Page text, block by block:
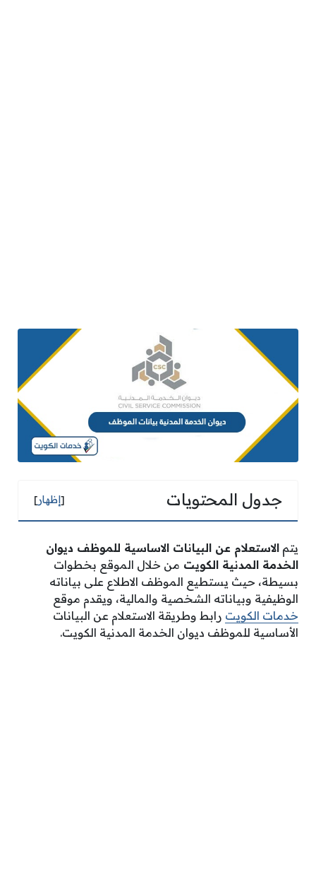
جدول المحتويات [إظهار]
يتم الاستعلام عن البيانات الاساسية للموظف ديوان
الخدمة المدنية الكويت من خلال الموقع بخطوات
بسيطة، حيث يستطيع الموظف الاطلاع على بياناته
الوظيفية وبياناته الشخصية والمالية، ويقدم موقع
خدمات الكويت رابط وطريقة الاستعلام عن البيانات
الأساسية للموظف ديوان الخدمة المدنية الكويت.